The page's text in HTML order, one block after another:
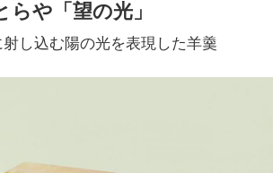
らや「望の光」
射し込む陽の光を表現した羊羹